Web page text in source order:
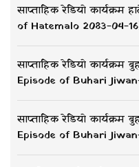
साप्ताहिक रेडियो कार्यक्रम
of Hatemalo 2083-04-
साप्ताहिक रेडियो कार्यक्रम
Episode of Buhari
साप्ताहिक रेडियो कार्यक्रम
Episode of Buhari